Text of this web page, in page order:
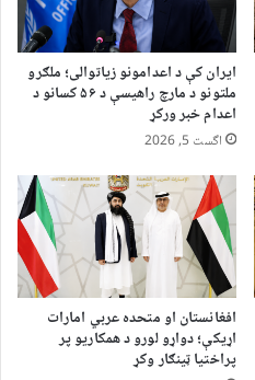
ایران کې د اعدامونو زیاتوالی؛ ملګرو
ملتونو د مارچ راهیسې د ۵۶ کسانو د
اعدام خبر ورکړ
اگست 5, 2026
افغانستان او متحده عربي امارات
اړیکې؛ دواړو لورو د همکاریو پر
پراختیا ټینګار وکړ